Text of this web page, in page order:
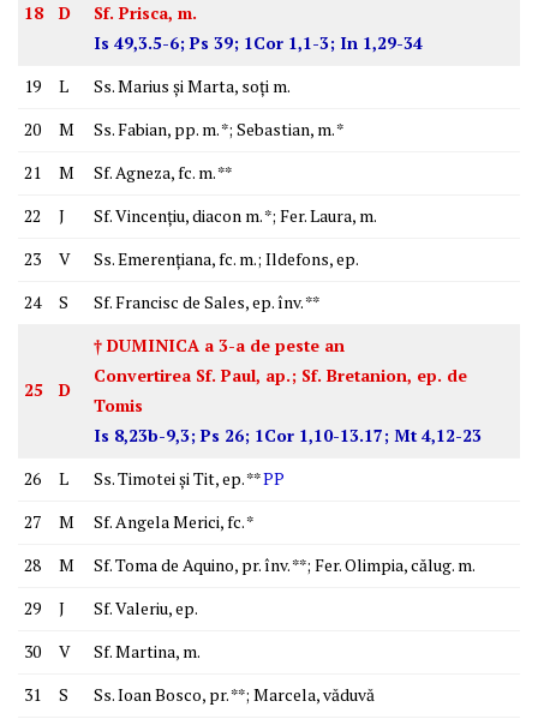
18 D
Sf. Prisca, m.
Is 49,3.5-6; Ps 39; 1Cor 1,1-3; In 1,29-34
19
L
Ss. Marius şi Marta, soţi m.
20
M
Ss. Fabian, pp. m. *; Sebastian, m. *
21
M
Sf. Agneza, fc. m. **
22
J
Sf. Vincenţiu, diacon m. *; Fer. Laura, m.
23
V
Ss. Emerenţiana, fc. m.; Ildefons, ep.
24
S Sf. Francisc de Sales, ep. înv. **
25 D
† DUMINICA a 3-a de peste an
Convertirea Sf. Paul, ap.; Sf. Bretanion, ep. de
Tomis
Is 8,23b-9,3; Ps 26; 1Cor 1,10-13.17; Mt 4,12-23
26
L Ss. Timotei şi Tit, ep. **PP
27
M
Sf. Angela Merici, fc. *
28
M
Sf. Toma de Aquino, pr. înv. **; Fer. Olimpia, călug. m.
29
J
Sf. Valeriu, ep.
30
V
Sf. Martina, m.
31
S Ss. Ioan Bosco, pr. **; Marcela, văduvă